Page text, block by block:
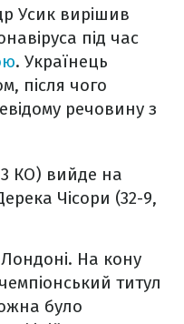
Усик вирішив
під час
. Українець
після чого
речовину з
КО) вийде на
Чісори (32-9,
Лондоні. На кону
титул
було